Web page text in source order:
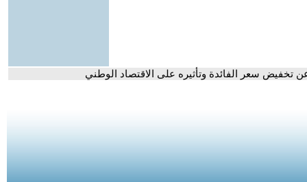
سعر الفائدة وتأثيره على الاقتصاد الوطني